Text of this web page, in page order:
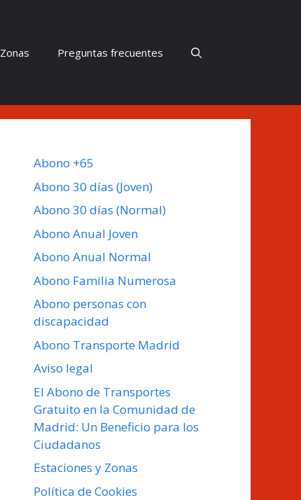
Zonas Preguntas frecuentes
Abono +65
Abono 30 días (Joven)
Abono 30 días (Normal)
Abono Anual Joven
Abono Anual Normal
Abono Familia Numerosa
Abono personas con
discapacidad
Abono Transporte Madrid
Aviso legal
El Abono de Transportes
Gratuito en la Comunidad de
Madrid: Un Beneficio para los
Ciudadanos
Estaciones y Zonas
Política de Cookies